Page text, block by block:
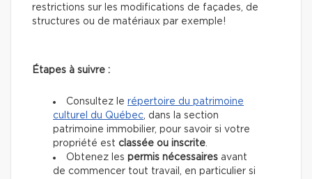
restrictions sur les modifications de façades, de
structures ou de matériaux par exemple!
Étapes à suivre :
Consultez le répertoire du patrimoine
culturel du Québec , dans la section
patrimoine immobilier, pour savoir si votre
propriété est classée ou inscrite
Obtenez les permis nécessaires avant
de commencer tout travail, en particulier si